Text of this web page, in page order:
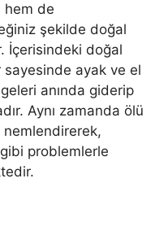
hem de
şekilde doğal
İçerisindeki doğal
ayak ve el
anında giderip
Aynı zamanda ölü
nemlendirerek,
problemlerle